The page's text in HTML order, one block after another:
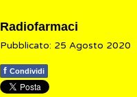
Radiofarmaci
Pubblicato: 25 Agosto 2020
f Condividi